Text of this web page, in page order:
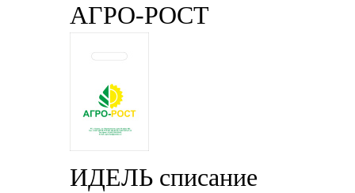
АГРО-РОСТ
ИДЕЛЬ списание